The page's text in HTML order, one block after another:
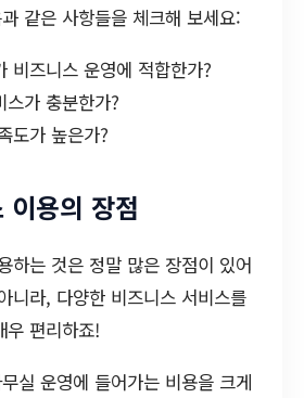
같은 사항들을 체크해 보세요:
비즈니스 운영에 적합한가?
스가 충분한가?
도가 높은가?
이용의 장점
하는 것은 정말 많은 장점이 있어
니라, 다양한 비즈니스 서비스를
우 편리하죠!
실 운영에 들어가는 비용을 크게